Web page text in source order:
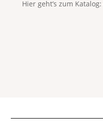
Hier geht’s zum Katalog: